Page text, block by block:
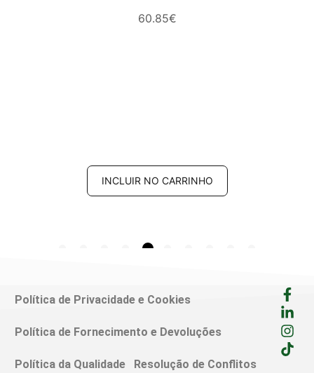
60.85€
INCLUIR NO CARRINHO
Política de Privacidade e Cookies
Política de Fornecimento e Devoluções
Política da Qualidade Resolução de Conflitos